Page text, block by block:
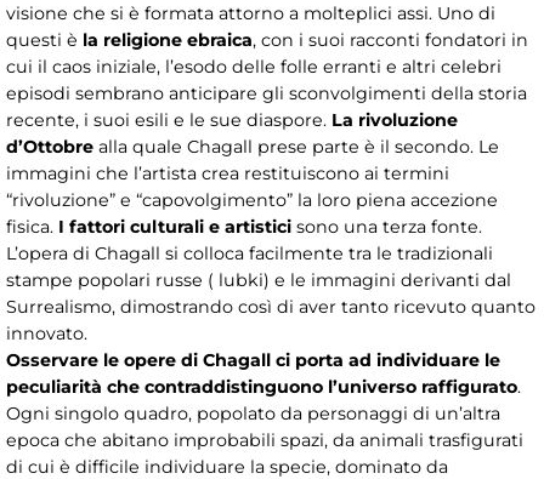
visione che si è formata attorno a molteplici assi. Uno di
questi è la religione ebraica, con i suoi racconti fondatori in
cui il caos iniziale, l’esodo delle folle erranti e altri celebri
episodi sembrano anticipare gli sconvolgimenti della storia
recente, i suoi esili e le sue diaspore. La rivoluzione
d’Ottobre alla quale Chagall prese parte è il secondo. Le
immagini che l’artista crea restituiscono ai termini
“rivoluzione” e “capovolgimento” la loro piena accezione
fisica. I fattori culturali e artistici sono una terza fonte.
L’opera di Chagall si colloca facilmente tra le tradizionali
stampe popolari russe ( lubki) e le immagini derivanti dal
Surrealismo, dimostrando così di aver tanto ricevuto quanto
innovato.
Osservare le opere di Chagall ci porta ad individuare le
peculiarità che contraddistinguono l’universo raffigurato.
Ogni singolo quadro, popolato da personaggi di un’altra
epoca che abitano improbabili spazi, da animali trasfigurati
di cui è difficile individuare la specie, dominato da